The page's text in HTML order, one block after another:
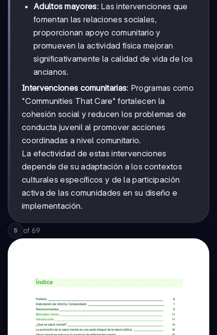
Adultos mayores: Las intervenciones que
fomentan las relaciones sociales,
proporcionan apoyo comunitario y
promueven la actividad física mejoran
significativamente la calidad de vida de los
ancianos.
Intervenciones comunitarias: Programas como
"Communities That Care" fortalecen la
cohesión social y reducen los problemas de
conducta juvenil al promover acciones
coordinadas a nivel comunitario.
La efectividad de estas intervenciones
depende de su adaptación a los contextos
culturales específicos y de la participación
activa de las comunidades en su diseño e
implementación.
5 of 69